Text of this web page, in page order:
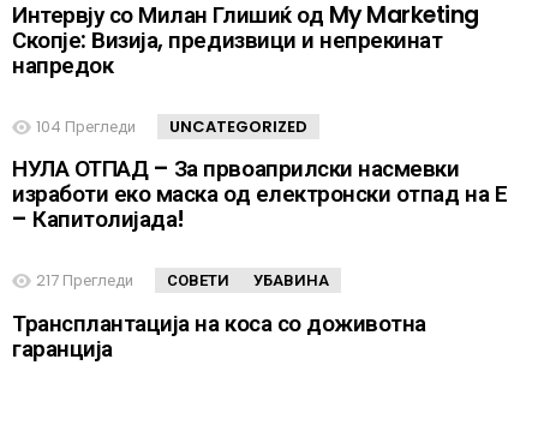
Интервју со Милан Глишиќ од My Marketing
Скопје: Визија, предизвици и непрекинат
напредок
104 Прегледи UNCATEGORIZED
НУЛА ОТПАД – За првоаприлски насмевки
изработи еко маска од електронски отпад на Е
– Капитолијада!
217 Прегледи СОВЕТИ УБАВИНА
Трансплантација на коса со доживотна
гаранција